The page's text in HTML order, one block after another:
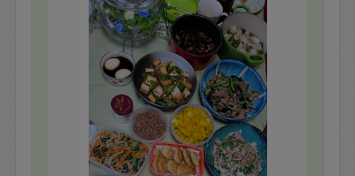
次回もとても楽しみにしています。
ありがとうございました！